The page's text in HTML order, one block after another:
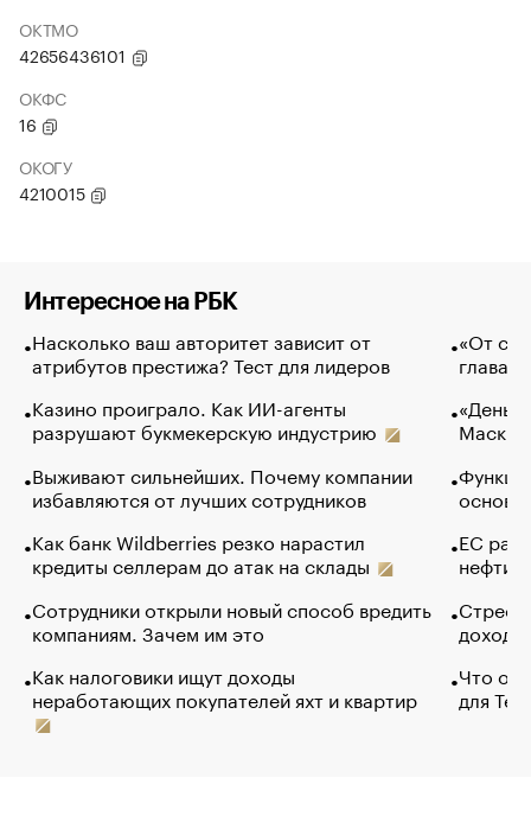
ОКТМО
42656436101
ОКФС
16
ОКОГУ
4210015
Интересное на РБК
Насколько ваш авторитет зависит от
атрибутов престижа? Тест для лидеров
Казино проиграло. Как ИИ-агенты
разрушают букмекерскую индустрию
Выживают сильнейших. Почему компании
избавляются от лучших сотрудников
Как банк Wildberries резко нарастил
кредиты селлерам до атак на склады
Сотрудники открыли новый способ вредить
компаниям. Зачем им это
Как налоговики ищут доходы
неработающих покупателей яхт и квартир
«От
глава
Маск в
основ
ЕС
нефти
Что
для